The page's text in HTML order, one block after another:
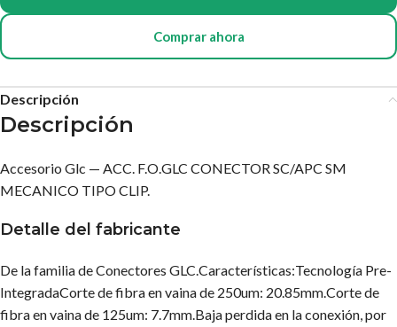
Comprar ahora
Descripción
Descripción
Accesorio Glc — ACC. F.O.GLC CONECTOR SC/APC SM
MECANICO TIPO CLIP.
Detalle del fabricante
De la familia de Conectores GLC.Características:Tecnología Pre-
IntegradaCorte de fibra en vaina de 250um: 20.85mm.Corte de
fibra en vaina de 125um: 7.7mm.Baja perdida en la conexión, por